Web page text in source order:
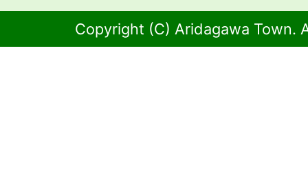
Copyright (C) Aridagawa Town.